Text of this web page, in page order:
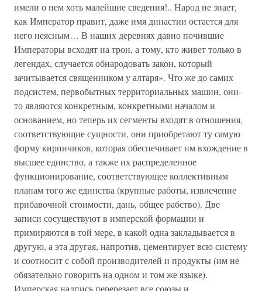
имели о нем хоть малейшие сведения!.. Народ не знает,
как Император правит, даже имя династии остается для
него неясным… В наших деревнях давно почившие
Императоры всходят на трон, а тому, кто живет только в
легендах, случается обнародовать закон, который
зачитывается священником у алтаря». Что же до самих
подсистем, первобытных территориальных машин, они-
то являются конкретным, конкретными началом и
основанием, но теперь их сегменты входят в отношения,
соответствующие сущности, они приобретают ту самую
форму кирпичиков, которая обеспечивает им вхождение в
высшее единство, а также их распределенное
функционирование, соответствующее коллективным
планам того же единства (крупные работы, извлечение
прибавочной стоимости, дань, общее рабство). Две
записи сосуществуют в имперской формации и
примиряются в той мере, в какой одна закладывается в
другую, а эта другая, напротив, цементирует всю систему
и соотносит с собой производителей и продукты (им не
обязательно говорить на одном и том же языке).
Имперская надпись перерезает все союзы и